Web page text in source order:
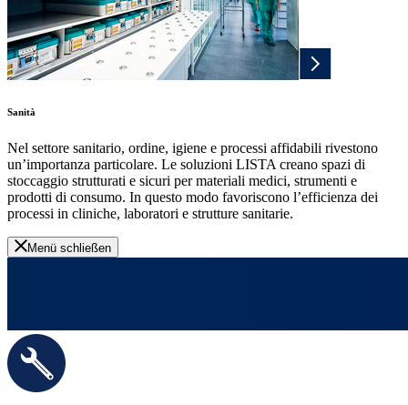
Sanità
Nel settore sanitario, ordine, igiene e processi affidabili rivestono
un’importanza particolare. Le soluzioni LISTA creano spazi di
stoccaggio strutturati e sicuri per materiali medici, strumenti e
prodotti di consumo. In questo modo favoriscono l’efficienza dei
processi in cliniche, laboratori e strutture sanitarie.
Menü schließen